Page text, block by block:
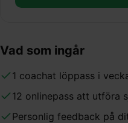
Vad som ingår
1 coachat löppass i
12 onlinepass att utföra
Personlig feedback på